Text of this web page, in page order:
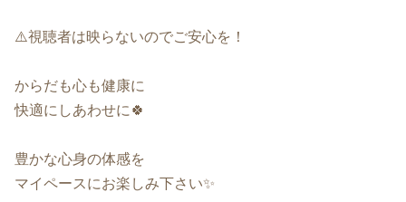
⚠️視聴者は映らないのでご安心を！
からだも心も健康に
快適にしあわせに🍀
豊かな心身の体感を
マイペースにお楽しみ下さい✨